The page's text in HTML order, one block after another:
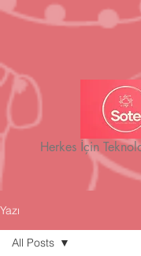
Herkes İçin
Yazı
All Posts